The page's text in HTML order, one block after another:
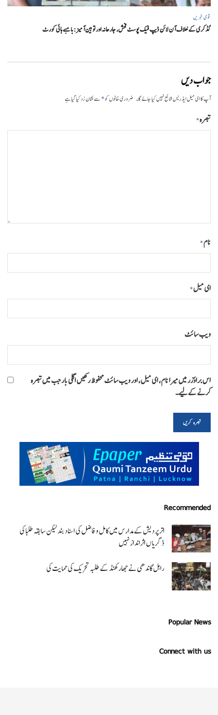
قومی خبریں
گڈکری کے خلاف آن لائن ڈیپ فیک پوسٹ فحش، جارحانہ اور توہین آمیز:بامبے ہائی کورٹ
جواب دیں
آپ کا ای میل ایڈریس شائع نہیں کیا جائے گا۔ ضروری خانوں کو*سے نشان زد کیا گیا ہے
تبصرہ*
نام*
ای میل*
ویب‌ سائٹ
اس براؤزر میں میرا نام، ای میل، اور ویب سائٹ محفوظ رکھیں اگلی بار جب میں تبصرہ
کرنے کےلیے۔
Recommended
اتر پردیش کےمدارس میں کامل و فاضل کی اسناد بند لیکن سابقہ طلبا کی
ڈگریا ں اثرانداز نہیں
راہل گاندھی نے جھارکھنڈ کے طلبہ تحریک کی حمایت کی
Popular News
Connect with us